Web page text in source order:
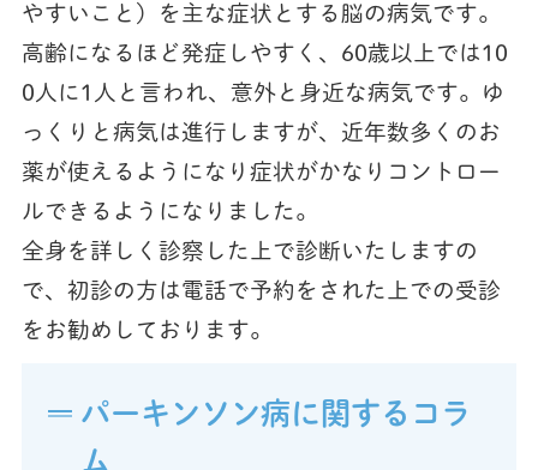
やすいこと）を主な症状とする脳の病気です。
高齢になるほど発症しやすく、60歳以上では10
0人に1人と言われ、意外と身近な病気です。ゆ
っくりと病気は進行しますが、近年数多くのお
薬が使えるようになり症状がかなりコントロー
ルできるようになりました。
全身を詳しく診察した上で診断いたしますの
で、初診の方は電話で予約をされた上での受診
をお勧めしております。
パーキンソン病に関するコラ
ム